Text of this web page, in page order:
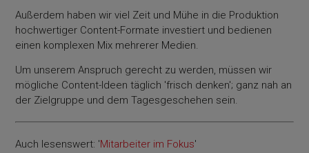
Außerdem haben wir viel Zeit und Mühe in die Produktion
hochwertiger Content-Formate investiert und bedienen
einen komplexen Mix mehrerer Medien.
Um unserem Anspruch gerecht zu werden, müssen wir
mögliche Content-Ideen täglich 'frisch denken'; ganz nah an
der Zielgruppe und dem Tagesgeschehen sein.
Auch lesenswert: 'Mitarbeiter im Fokus'